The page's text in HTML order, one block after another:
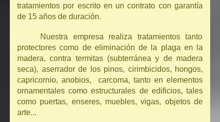
tratamientos por escrito en un contrato con garantía
de 15 años de duración.
Nuestra empresa realiza tratamientos tanto
protectores como de eliminación de la plaga en la
madera, contra termitas (subterránea y de madera
seca), aserrador de los pinos, cirimbicidos, hongos,
capricornio, anobios, carcoma, tanto en elementos
ornamentales como estructurales de edificios, tales
como puertas, enseres, muebles, vigas, objetos de
arte...